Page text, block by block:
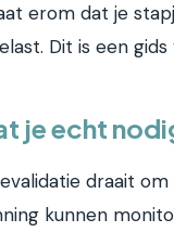
erom dat je
Dit is een
je echt
draait
kunnen